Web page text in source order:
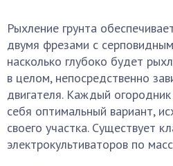
Рыхление грунта
двумя фрезами с
насколько глубоко будет
в целом, непосредственно
двигателя. Каждый
себя оптимальный вариант,
своего участка. Существует
электрокультиваторов по